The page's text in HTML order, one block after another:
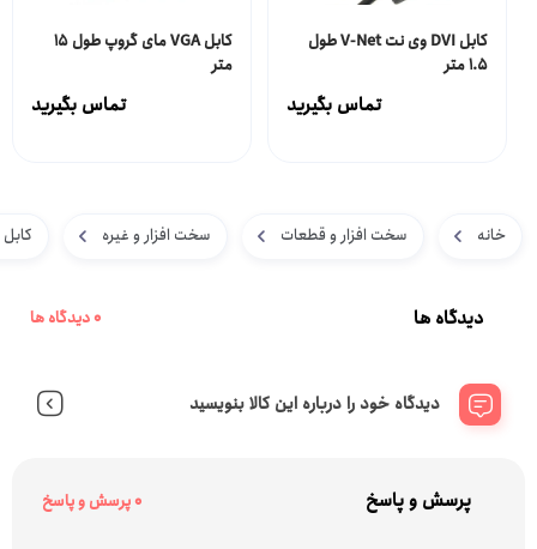
کابل DVI وی نت V-Net طول
1.5 متر
تماس بگیرید
کابل VGA مای گروپ طول 15
متر
تماس بگیرید
خانه سخت افزار و قطعات سخت افزار و غیره کابل
دیدگاه ها 0 دیدگاه ها
دیدگاه خود را درباره این کالا بنویسید
پرسش و پاسخ 0 پرسش و پاسخ